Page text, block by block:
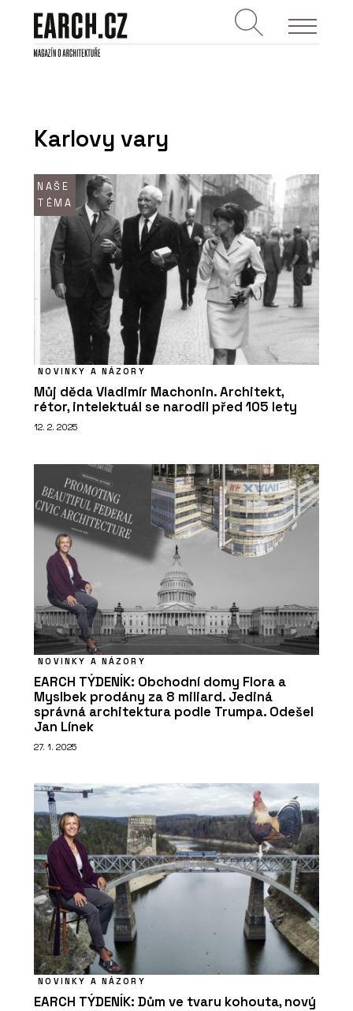
Karlovy vary
NAŠE
TÉMA
NOVINKY A NÁZORY
Můj děda Vladimír Machonin. Architekt,
rétor, intelektuál se narodil před 105 lety
12. 2. 2025
NOVINKY A NÁZORY
EARCH TÝDENÍK: Obchodní domy Flora a
Myslbek prodány za 8 miliard. Jediná
správná architektura podle Trumpa. Odešel
Jan Línek
27. 1. 2025
NOVINKY A NÁZORY
EARCH TÝDENÍK: Dům ve tvaru kohouta, nový